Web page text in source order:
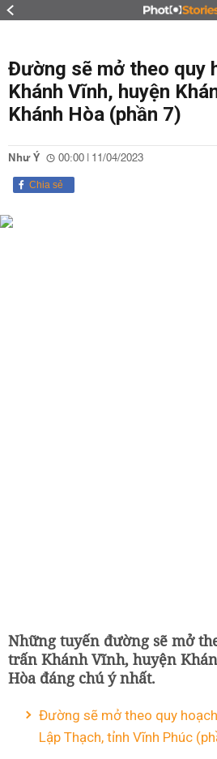
Đường sẽ mở theo quy
Khánh Vĩnh, huyện
Khánh Hòa (phần 7)
Như Ý 00:00 | 11/04/2023
Chia sẻ
Những tuyến đường sẽ mở
trấn Khánh Vĩnh, huyện
Hòa đáng chú ý nhất.
Đường sẽ mở theo quy
Lập Thạch, tỉnh Vĩnh Phúc